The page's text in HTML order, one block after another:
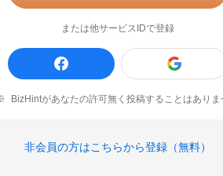
または他サービスIDで登録
BizHintがあなたの許可無く投稿することはありま
非会員の方はこちらから登録（無料）